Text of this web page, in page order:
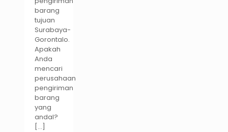
barang
tujuan
Surabaya-
Gorontalo.
Apakah
Anda
mencari
perusahaan
pengiriman
barang
yang
andal?
[…]